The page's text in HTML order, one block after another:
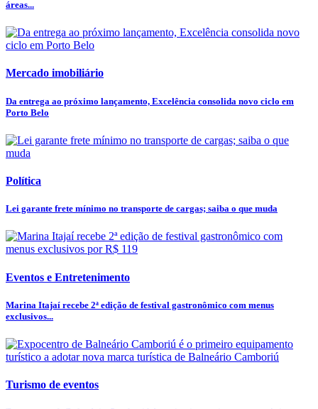
áreas...
Mercado imobiliário
Da entrega ao próximo lançamento, Excelência consolida novo ciclo em
Porto Belo
Política
Lei garante frete mínimo no transporte de cargas; saiba o que muda
Eventos e Entretenimento
Marina Itajaí recebe 2ª edição de festival gastronômico com menus
exclusivos...
Turismo de eventos